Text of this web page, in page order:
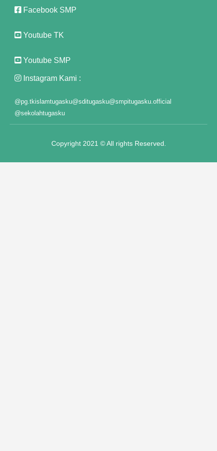
Facebook SMP
Youtube TK
Youtube SMP
Instagram Kami :
@pg.tkislamtugasku@sditugasku@smpitugasku.official
@sekolahtugasku
Copyright 2021 © All rights Reserved.